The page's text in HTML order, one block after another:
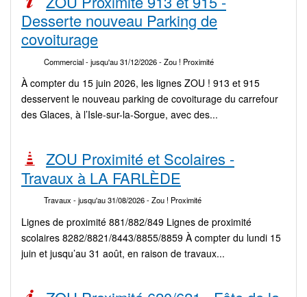
Desserte nouveau Parking de
covoiturage
Commercial- jusqu'au 31/12/2026- Zou ! Proximité
À compter du 15 juin 2026, les lignes ZOU ! 913 et 915
desservent le nouveau parking de covoiturage du carrefour
des Glaces, à l’Isle-sur-la-Sorgue, avec des...
ZOU Proximité et Scolaires -
Travaux à LA FARLÈDE
Travaux - jusqu'au 31/08/2026- Zou ! Proximité
Lignes de proximité 881/882/849 Lignes de proximité
scolaires 8282/8821/8443/8855/8859 À compter du lundi 15
juin et jusqu’au 31 août, en raison de travaux...